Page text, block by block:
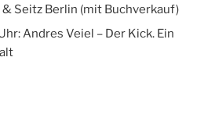
Seitz Berlin (mit Buchverkauf)
Andres Veiel – Der Kick. Ein